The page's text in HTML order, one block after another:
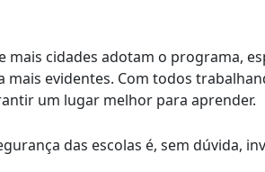
mais cidades adotam o programa,
mais evidentes. Com todos
um lugar melhor para aprender.
das escolas é, sem dúvida,